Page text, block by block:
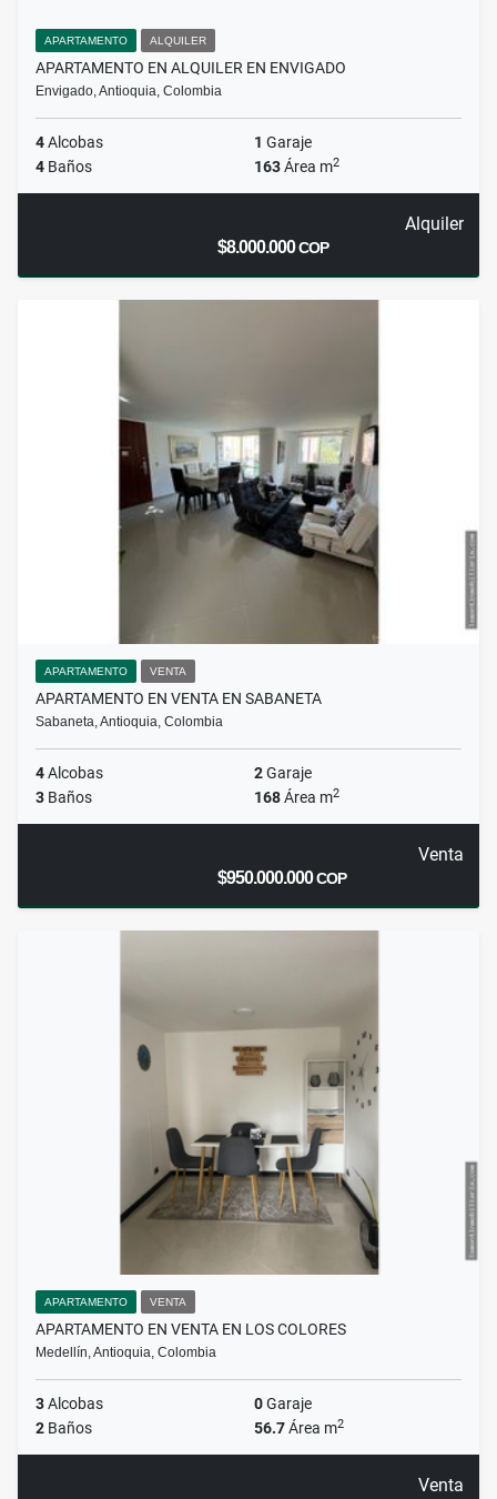
APARTAMENTO ALQUILER
APARTAMENTO EN ALQUILER EN ENVIGADO
Envigado, Antioquia, Colombia
4Alcobas 1 Garaje
4 Baños 163Área m2
Alquiler
$8.000.000COP
APARTAMENTO VENTA
APARTAMENTO EN VENTA EN SABANETA
Sabaneta, Antioquia, Colombia
4Alcobas 2Garaje
3 Baños 168Área m2
Venta
$950.000.000COP
APARTAMENTO VENTA
APARTAMENTO EN VENTA EN LOS COLORES
Medellín, Antioquia, Colombia
3Alcobas 0Garaje
2 Baños 56.7Área m2
Venta